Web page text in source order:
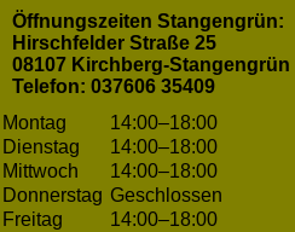
Öffnungszeiten Stangengrün:
Hirschfelder Straße 25
08107 Kirchberg-Stangengrün
Telefon: 037606 35409
Montag
14:00–18:00
Dienstag
14:00–18:00
Mittwoch
14:00–18:00
Donnerstag Geschlossen
Freitag
14:00–18:00